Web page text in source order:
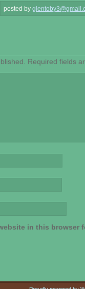
posted by
Required fields
in this browser